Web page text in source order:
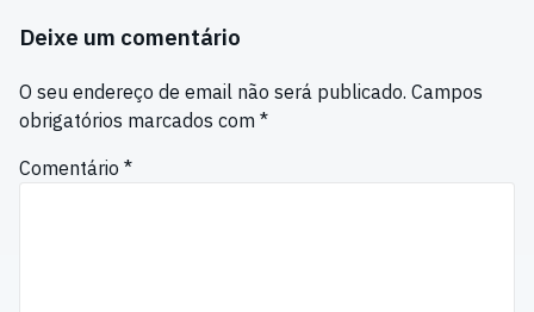
Deixe um comentário
O seu endereço de email não será publicado. Campos
obrigatórios marcados com *
Comentário *